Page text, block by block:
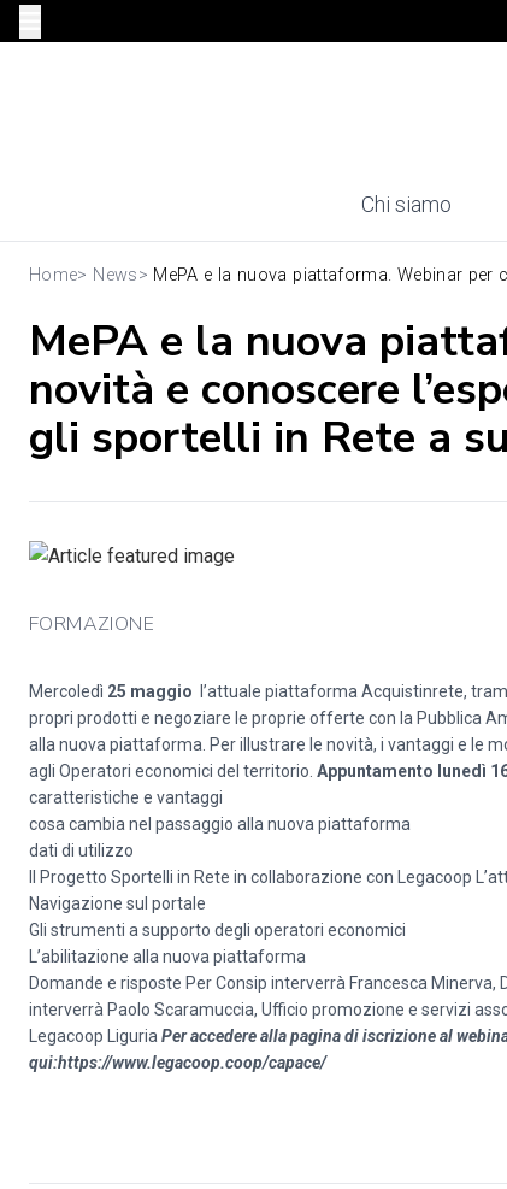
Chi siamo
Home> News> MePA e la nuova piattaforma. Webinar per
MePA e la nuova
novità e conoscere
gli sportelli in Rete a
FORMAZIONE
Mercoledì 25 maggio
l’attuale piattaforma Acquistinrete,
propri prodotti e negoziare le proprie offerte con la Pubblica
alla nuova piattaforma. Per illustrare le novità, i vantaggi e le
agli Operatori economici del territorio. Appuntamento lunedì
caratteristiche e vantaggi
cosa cambia nel passaggio alla nuova piattaforma
dati di utilizzo
Il Progetto Sportelli in Rete in collaborazione con Legacoop
Navigazione sul portale
Gli strumenti a supporto degli operatori economici
L’abilitazione alla nuova piattaforma
Domande e risposte Per Consip interverrà Francesca
interverrà Paolo Scaramuccia, Ufficio promozione e servizi
Legacoop Liguria Per accedere alla pagina di iscrizione al
qui:https://www.legacoop.coop/capace/